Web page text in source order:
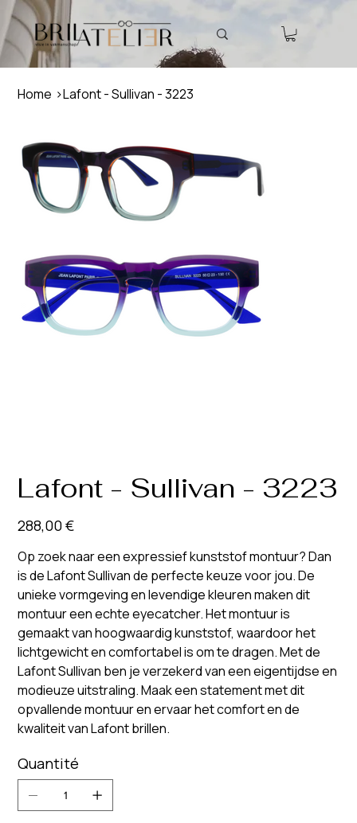
Home >Lafont - Sullivan - 3223
Lafont - Sullivan - 3223
Prix
288,00 €
Op zoek naar een expressief kunststof montuur? Dan
is de Lafont Sullivan de perfecte keuze voor jou. De
unieke vormgeving en levendige kleuren maken dit
montuur een echte eyecatcher. Het montuur is
gemaakt van hoogwaardig kunststof, waardoor het
lichtgewicht en comfortabel is om te dragen. Met de
Lafont Sullivan ben je verzekerd van een eigentijdse en
modieuze uitstraling. Maak een statement met dit
opvallende montuur en ervaar het comfort en de
kwaliteit van Lafont brillen.
Quantité